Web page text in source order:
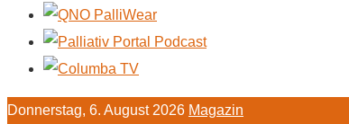
Donnerstag, 6. August 2026 Magazin